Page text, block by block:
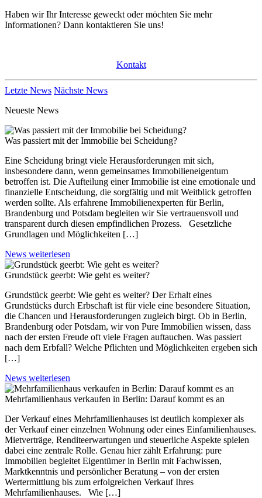
Haben wir Ihr Interesse geweckt oder möchten Sie mehr
Informationen? Dann kontaktieren Sie uns!
Kontakt
Letzte News Nächste News
Neueste News
Was passiert mit der Immobilie bei Scheidung?
Eine Scheidung bringt viele Herausforderungen mit sich,
insbesondere dann, wenn gemeinsames Immobilieneigentum
betroffen ist. Die Aufteilung einer Immobilie ist eine emotionale und
finanzielle Entscheidung, die sorgfältig und mit Weitblick getroffen
werden sollte. Als erfahrene Immobilienexperten für Berlin,
Brandenburg und Potsdam begleiten wir Sie vertrauensvoll und
transparent durch diesen empfindlichen Prozess. Gesetzliche
Grundlagen und Möglichkeiten […]
News weiterlesen
Grundstück geerbt: Wie geht es weiter?
Grundstück geerbt: Wie geht es weiter? Der Erhalt eines
Grundstücks durch Erbschaft ist für viele eine besondere Situation,
die Chancen und Herausforderungen zugleich birgt. Ob in Berlin,
Brandenburg oder Potsdam, wir von Pure Immobilien wissen, dass
nach der ersten Freude oft viele Fragen auftauchen. Was passiert
nach dem Erbfall? Welche Pflichten und Möglichkeiten ergeben sich
[…]
News weiterlesen
Mehrfamilienhaus verkaufen in Berlin: Darauf kommt es an
Der Verkauf eines Mehrfamilienhauses ist deutlich komplexer als
der Verkauf einer einzelnen Wohnung oder eines Einfamilienhauses.
Mietverträge, Renditeerwartungen und steuerliche Aspekte spielen
dabei eine zentrale Rolle. Genau hier zählt Erfahrung: pure
Immobilien begleitet Eigentümer in Berlin mit Fachwissen,
Marktkenntnis und persönlicher Beratung – von der ersten
Wertermittlung bis zum erfolgreichen Verkauf Ihres
Mehrfamilienhauses. Wie […]